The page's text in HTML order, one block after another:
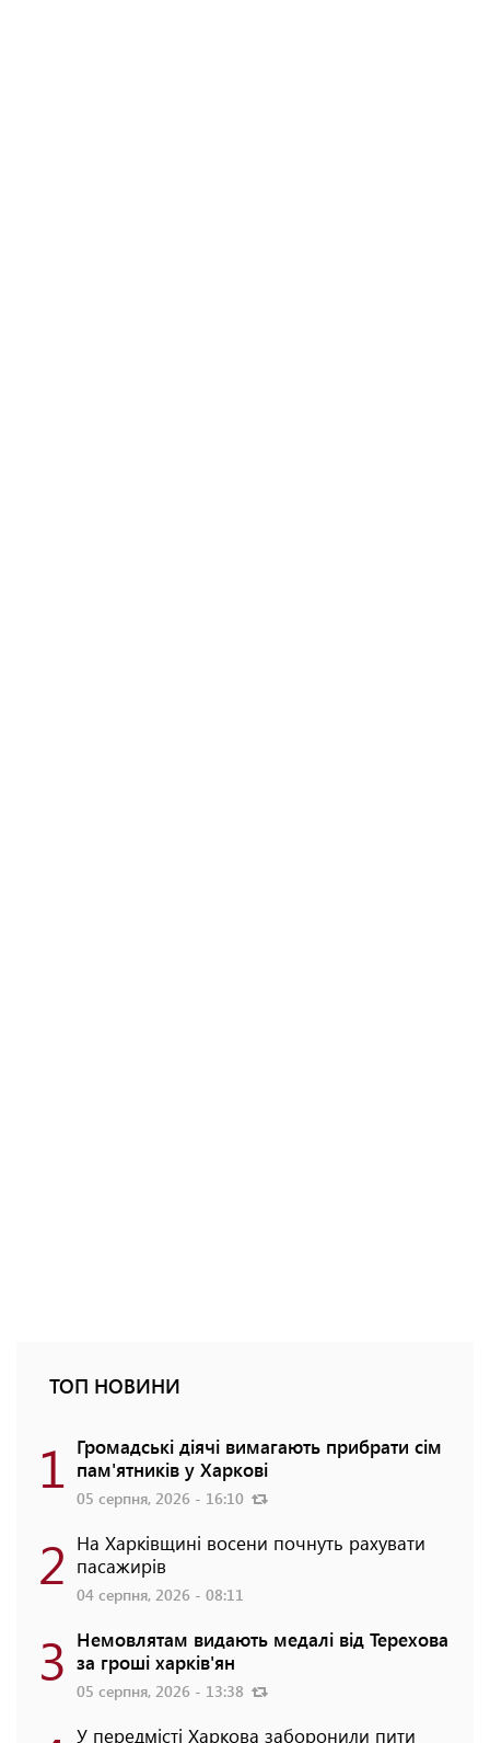
ТОП НОВИНИ
1 Громадські діячі вимагають прибрати сім
пам'ятників у Харкові
05 серпня, 2026 - 16:10
2 На Харківщині восени почнуть рахувати
пасажирів
04 серпня, 2026 - 08:11
3 Немовлятам видають медалі від Терехова
за гроші харків'ян
05 серпня, 2026 - 13:38
У передмісті Харкова заборонили пити